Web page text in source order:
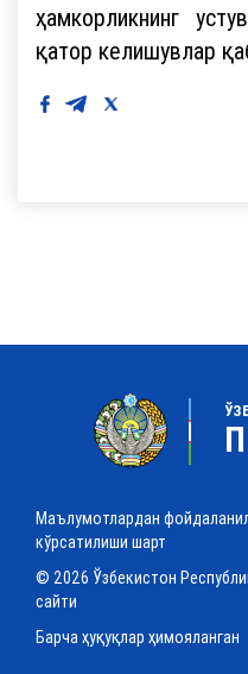
ҳамкорликнинг
қатор келишувлар
Маълумотлардан
кўрсатилиши шарт
© 2026 Ўзбекистон
сайти
Барча ҳуқуқлар ҳимояланган